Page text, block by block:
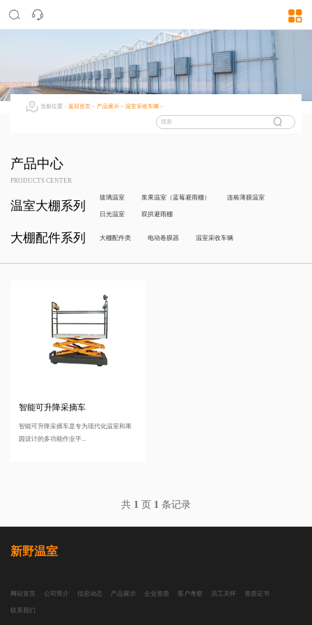
当前位置： 返回首页 > 产品展示 > 温室采收车辆 >
产品中心
PRODUCTS CENTER
温室大棚系列
玻璃温室 浆果温室（蓝莓避雨棚） 连栋薄膜温室
日光温室 双拱避雨棚
大棚配件系列 大棚配件类 电动卷膜器 温室采收车辆
智能可升降采摘车
智能可升降采摘车是专为现代化温室和果
园设计的多功能作业平...
共 1 页 1 条记录
新野温室
网站首页 公司简介 信息动态 产品展示 企业资质 客户考察 员工关怀 资质证书
联系我们